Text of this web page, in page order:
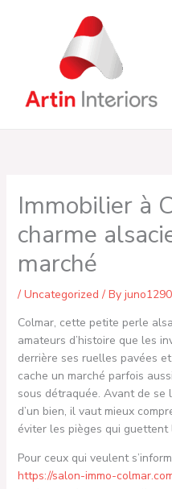
Immobilier à
charme
marché
/ Uncategorized / By
Colmar, cette petite perle
amateurs d’histoire que les
derrière ses ruelles pavées
cache un marché parfois
sous détraquée. Avant de se
d’un bien, il vaut mieux
éviter les pièges qui guettent
Pour ceux qui veulent
https://salon-immo-